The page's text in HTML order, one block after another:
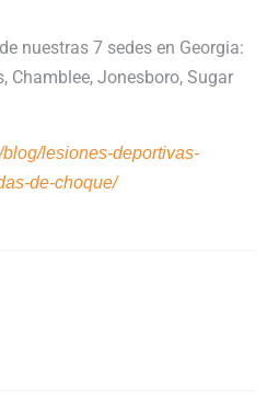
nuestras 7 sedes en Georgia:
Chamblee, Jonesboro, Sugar
blog/lesiones-deportivas-
de-choque/